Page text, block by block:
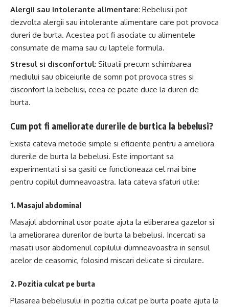
Alergii sau intolerante alimentare: Bebelusii pot
dezvolta alergii sau intolerante alimentare care pot provoca
dureri de burta. Acestea pot fi asociate cu alimentele
consumate de mama sau cu laptele formula.
Stresul si disconfortul: Situatii precum schimbarea
mediului sau obiceiurile de somn pot provoca stres si
disconfort la bebelusi, ceea ce poate duce la dureri de
burta.
Cum pot fi ameliorate durerile de burtica la bebelusi?
Exista cateva metode simple si eficiente pentru a ameliora
durerile de burta la bebelusi. Este important sa
experimentati si sa gasiti ce functioneaza cel mai bine
pentru copilul dumneavoastra. Iata cateva sfaturi utile:
1. Masajul abdominal
Masajul abdominal usor poate ajuta la eliberarea gazelor si
la ameliorarea durerilor de burta la bebelusi. Incercati sa
masati usor abdomenul copilului dumneavoastra in sensul
acelor de ceasornic, folosind miscari delicate si circulare.
2. Pozitia culcat pe burta
Plasarea bebelusului in pozitia culcat pe burta poate ajuta la